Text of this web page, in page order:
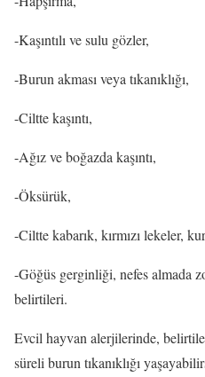
-Kaşıntılı ve sulu gözler,
-Burun akması veya tıkanıklığı,
-Ciltte kaşıntı,
-Ağız ve boğazda kaşıntı,
-Öksürük,
-Ciltte kabarık, kırmızı lekeler,
-Göğüs gerginliği, nefes almada
belirtileri.
Evcil hayvan alerjilerinde,
süreli burun tıkanıklığı